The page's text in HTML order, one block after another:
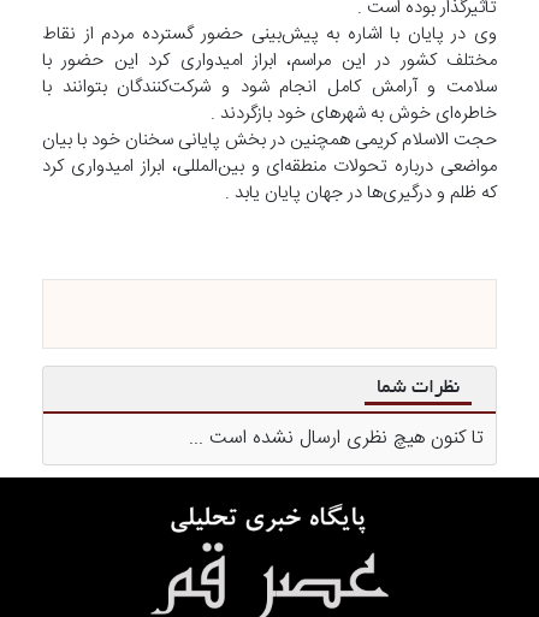
تأثیرگذار بوده است .
وی در پایان با اشاره به پیش‌بینی حضور گسترده مردم از نقاط
مختلف کشور در این مراسم، ابراز امیدواری کرد این حضور با
سلامت و آرامش کامل انجام شود و شرکت‌کنندگان بتوانند با
خاطره‌ای خوش به شهرهای خود بازگردند .
حجت الاسلام کریمی همچنین در بخش پایانی سخنان خود با بیان
مواضعی درباره تحولات منطقه‌ای و بین‌المللی، ابراز امیدواری کرد
که ظلم و درگیری‌ها در جهان پایان یابد .
نظرات شما
تا کنون هیچ نظری ارسال نشده است ...